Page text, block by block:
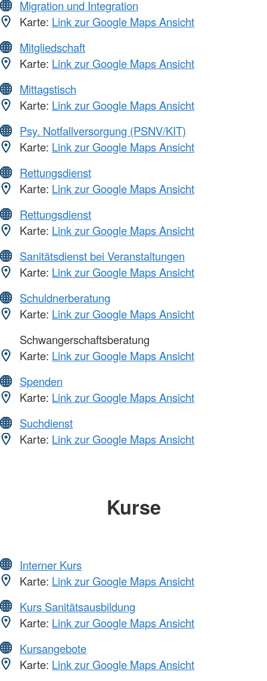
Migration und Integration
Karte: Link zur Google Maps Ansicht
Mitgliedschaft
Karte: Link zur Google Maps Ansicht
Mittagstisch
Karte: Link zur Google Maps Ansicht
Psy. Notfallversorgung (PSNV/KIT)
Karte: Link zur Google Maps Ansicht
Rettungsdienst
Karte: Link zur Google Maps Ansicht
Rettungsdienst
Karte: Link zur Google Maps Ansicht
Sanitätsdienst bei Veranstaltungen
Karte: Link zur Google Maps Ansicht
Schuldnerberatung
Karte: Link zur Google Maps Ansicht
Schwangerschaftsberatung
Karte: Link zur Google Maps Ansicht
Spenden
Karte: Link zur Google Maps Ansicht
Suchdienst
Karte: Link zur Google Maps Ansicht
Kurse
Interner Kurs
Karte: Link zur Google Maps Ansicht
Kurs Sanitätsausbildung
Karte: Link zur Google Maps Ansicht
Kursangebote
Karte: Link zur Google Maps Ansicht